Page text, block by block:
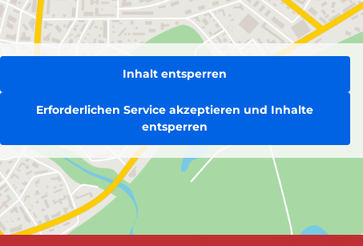
Inhalt entsperren
Erforderlichen Service akzeptieren und Inhalte
entsperren